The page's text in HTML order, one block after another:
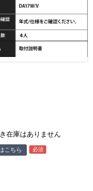
在庫はありません
こちら